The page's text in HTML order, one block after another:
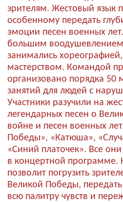
зрителям. Жестовый язык
особенному передать
эмоции песен военных
большим
занимались
мастерством. Командой
организовано порядка 50
занятий для людей с
Участники разучили на
легендарных песен о
войне и песен военных
Победы», «Катюша»,
«Синий платочек». Все
в концертной
позволит погрузить
Великой Победы,
всю палитру чувств и